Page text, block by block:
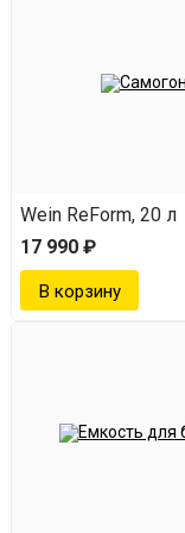
Wein ReForm, 20 л
17 990 ₽